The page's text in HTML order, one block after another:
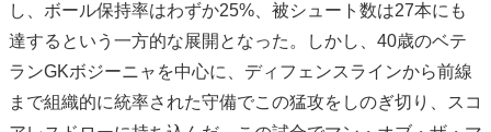
し、ボール保持率はわずか25%、被シュート数は27本にも
達するという一方的な展開となった。しかし、40歳のベテ
ランGKボジーニャを中心に、ディフェンスラインから前線
まで組織的に統率された守備でこの猛攻をしのぎ切り、スコ